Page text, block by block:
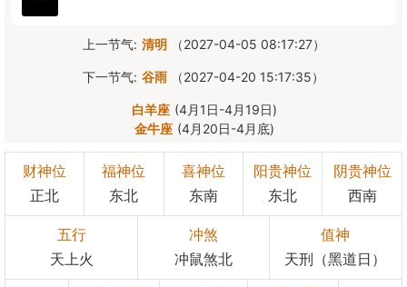
上一节气: 清明 （2027-04-05 08:17:27）
下一节气: 谷雨 （2027-04-20 15:17:35）
白羊座 (4月1日-4月19日)
金牛座 (4月20日-4月底)
财神位
正北
福神位
东北
喜神位
东南
阳贵神位
东北
阴贵神位
西南
五行
天上火
冲煞
冲鼠煞北
值神
天刑（黑道日）